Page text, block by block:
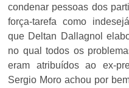
condenar pessoas dos
força-tarefa como
que Deltan Dallagnol
no qual todos os
eram atribuídos ao ex-
Sergio Moro achou por